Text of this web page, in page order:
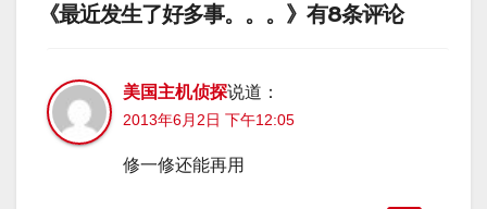
《最近发生了好多事。。。》有8条评论
美国主机侦探说道：
2013年6月2日 下午12:05
修一修还能再用